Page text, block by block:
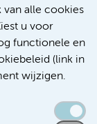
van alle cookies
u voor
functionele en
(link in
wijzigen.